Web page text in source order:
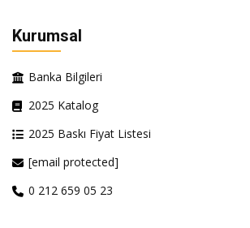
Kurumsal
Banka Bilgileri
2025 Katalog
2025 Baskı Fiyat Listesi
[email protected]
0 212 659 05 23